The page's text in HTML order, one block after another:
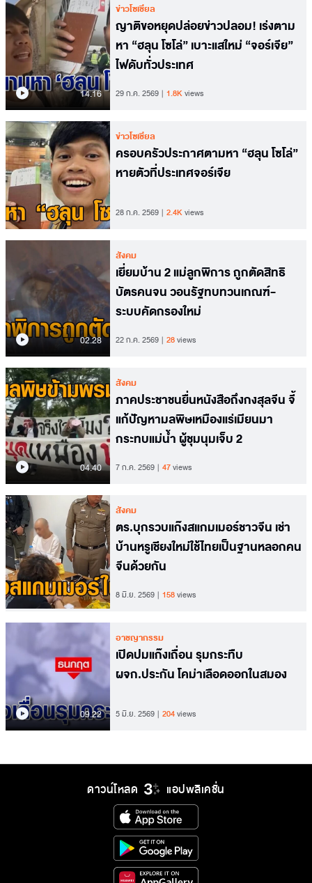
14.16
ข่าวโซเชียล
ญาติขอหยุดปล่อยข่าวปลอม! เร่งตาม
หา “ฮลุน โซโล่” เบาะแสใหม่ “จอร์เจีย”
ไฟดับทั่วประเทศ
29 ก.ค. 2569 1.8Kviews
ข่าวโซเชียล
ครอบครัวประกาศตามหา “ฮลุน โซโล่”
หายตัวที่ประเทศจอร์เจีย
28 ก.ค. 2569 2.4Kviews
02.28
สังคม
เยี่ยมบ้าน 2 แม่ลูกพิการ ถูกตัดสิทธิ
บัตรคนจน วอนรัฐทบทวนเกณฑ์-
ระบบคัดกรองใหม่
22 ก.ค. 2569 28views
04.40
สังคม
ภาคประชาชนยื่นหนังสือถึงกงสุลจีน จี้
แก้ปัญหามลพิษเหมืองแร่เมียนมา
กระทบแม่น้ำ ผู้ชุมนุมเจ็บ 2
7 ก.ค. 2569 47views
สังคม
ตร.บุกรวบแก๊งสแกมเมอร์ชาวจีน เช่า
บ้านหรูเชียงใหม่ใช้ไทยเป็นฐานหลอกคน
จีนด้วยกัน
8 มิ.ย. 2569 158views
09.22
อาชญากรรม
เปิดปมแก๊งเถื่อน รุมกระทืบ
ผจก.ประกัน โคม่าเลือดออกในสมอง
5 มิ.ย. 2569 204views
ดาวน์โหลด แอปพลิเคชั่น